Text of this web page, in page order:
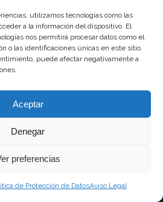
utilizamos tecnologías como las
a la información del dispositivo. El
nos permitirá procesar datos como el
o las identificaciones únicas en este sitio.
puede afectar negativamente a
Aceptar
Denegar
preferencias
de Protección de DatosAviso Legal
no financiera 2022
EINSA
Todos los derechos reservados